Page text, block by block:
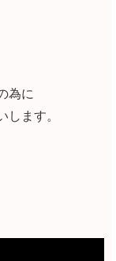
為に
ます。